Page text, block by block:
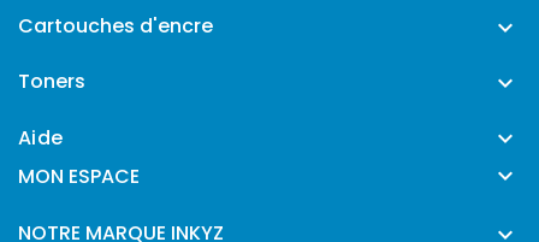
Cartouches d'encre 
Toners 
Aide 
MON ESPACE 
NOTRE MARQUE INKYZ 